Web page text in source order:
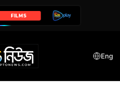
SERIES
Eng